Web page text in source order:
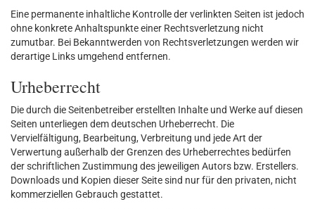
Eine permanente inhaltliche Kontrolle der verlinkten Seiten ist jedoch
ohne konkrete Anhaltspunkte einer Rechtsverletzung nicht
zumutbar. Bei Bekanntwerden von Rechtsverletzungen werden wir
derartige Links umgehend entfernen.
Urheberrecht
Die durch die Seitenbetreiber erstellten Inhalte und Werke auf diesen
Seiten unterliegen dem deutschen Urheberrecht. Die
Vervielfältigung, Bearbeitung, Verbreitung und jede Art der
Verwertung außerhalb der Grenzen des Urheberrechtes bedürfen
der schriftlichen Zustimmung des jeweiligen Autors bzw. Erstellers.
Downloads und Kopien dieser Seite sind nur für den privaten, nicht
kommerziellen Gebrauch gestattet.